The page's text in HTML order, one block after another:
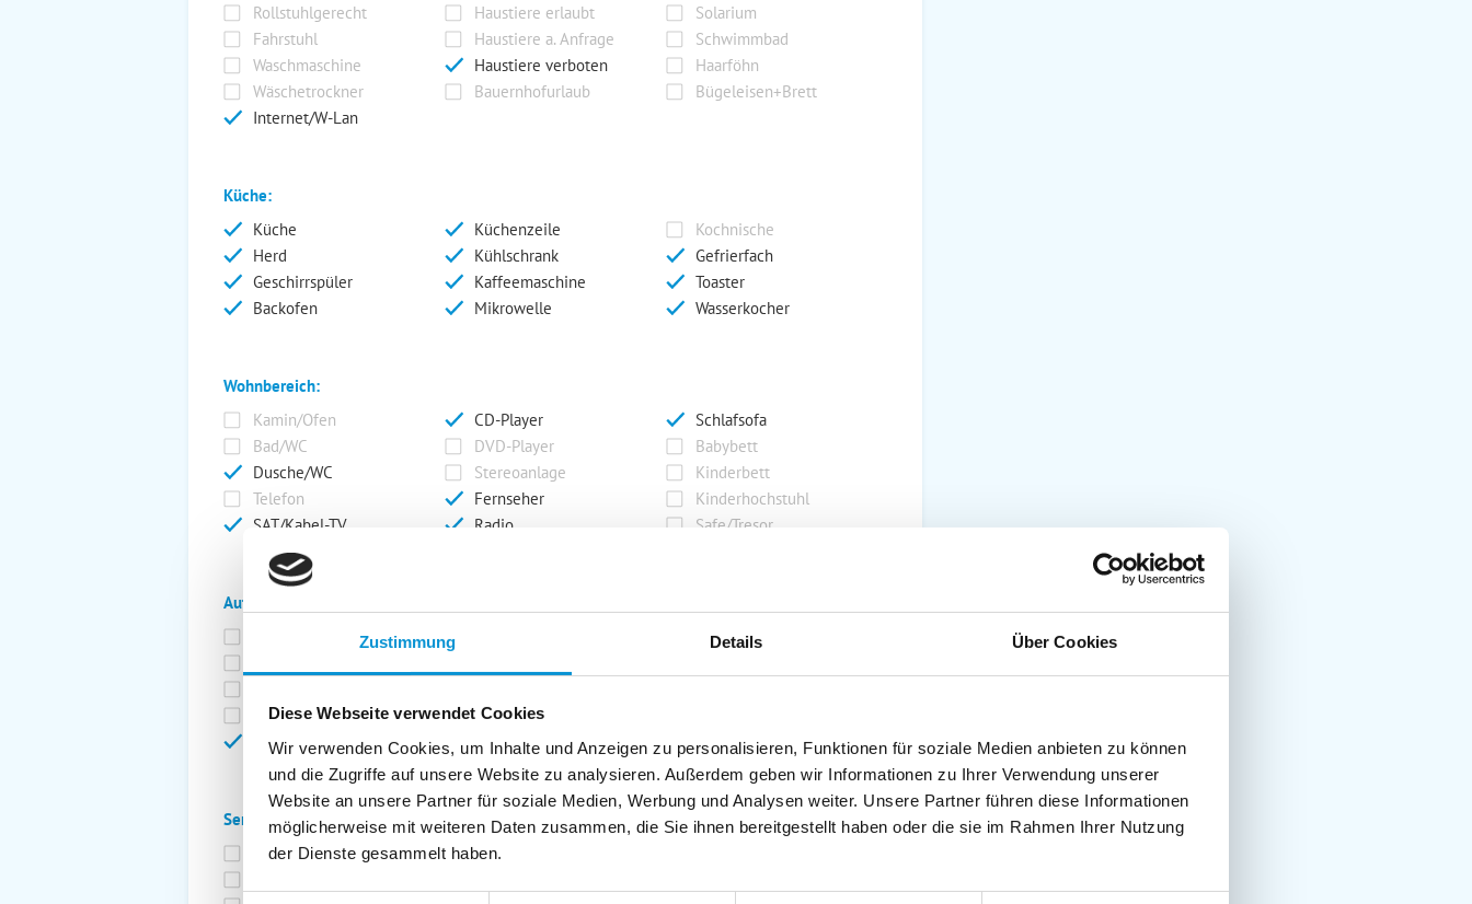
Zustimmung Details Über Cookies
Diese Webseite verwendet Cookies
Wir verwenden Cookies, um Inhalte und Anzeigen zu personalisieren, Funktionen für soziale Medien anbieten zu können
und die Zugriffe auf unsere Website zu analysieren. Außerdem geben wir Informationen zu Ihrer Verwendung unserer
Website an unsere Partner für soziale Medien, Werbung und Analysen weiter. Unsere Partner führen diese Informationen
möglicherweise mit weiteren Daten zusammen, die Sie ihnen bereitgestellt haben oder die sie im Rahmen Ihrer Nutzung
der Dienste gesammelt haben.
Rollstuhlgerecht
Haustiere erlaubt
Solarium
Fahrstuhl
Haustiere a. Anfrage
Schwimmbad
Waschmaschine
Haustiere verboten
Haarföhn
Wäschetrockner
Bauernhofurlaub
Bügeleisen+Brett
Internet/W-Lan
Küche:
Küche
Küchenzeile
Kochnische
Herd
Kühlschrank
Gefrierfach
Geschirrspüler
Kaffeemaschine
Toaster
Backofen
Mikrowelle Wasserkocher
Wohnbereich:
Kamin/Ofen
CD-Player
Schlafsofa
Bad/WC
DVD-Player
Babybett
Dusche/WC
Stereoanlage
Kinderbett
Telefon
Fernseher
Kinderhochstuhl
SAT/Kabel-TV
Radio Safe/Tresor
Außenanlage:
Garten/Liegewiese
Grill
Terrasse
Kinderspielplatz
Balkon
Abstellraum
Service:
Bettwäsche inkl.
Geschirrtücher inkl.